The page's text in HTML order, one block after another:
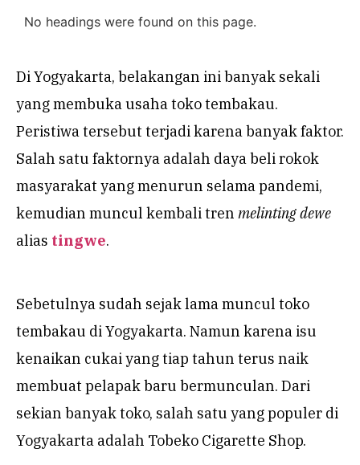
No headings were found on this page.
Di Yogyakarta, belakangan ini banyak sekali
yang membuka usaha toko tembakau.
Peristiwa tersebut terjadi karena banyak faktor.
Salah satu faktornya adalah daya beli rokok
masyarakat yang menurun selama pandemi,
kemudian muncul kembali tren melinting dewe
alias tingwe.
Sebetulnya sudah sejak lama muncul toko
tembakau di Yogyakarta. Namun karena isu
kenaikan cukai yang tiap tahun terus naik
membuat pelapak baru bermunculan. Dari
sekian banyak toko, salah satu yang populer di
Yogyakarta adalah Tobeko Cigarette Shop.